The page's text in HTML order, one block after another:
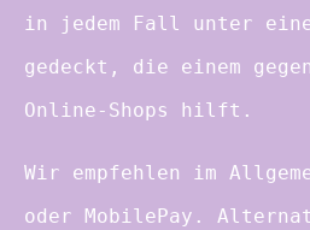
in jedem Fall unter
gedeckt, die einem
Online-Shops hilft.
Wir empfehlen im
oder MobilePay.